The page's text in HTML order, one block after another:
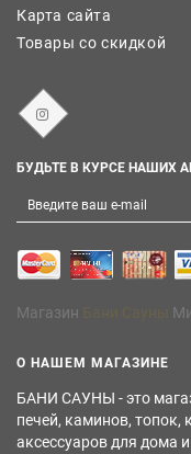
Карта сайта
Товары со скидкой
БУДЬТЕ В КУРСЕ НАШИХ
Магазин
О НАШЕМ МАГАЗИНЕ
БАНИ САУНЫ - это
печей, каминов, топок,
аксессуаров для дома